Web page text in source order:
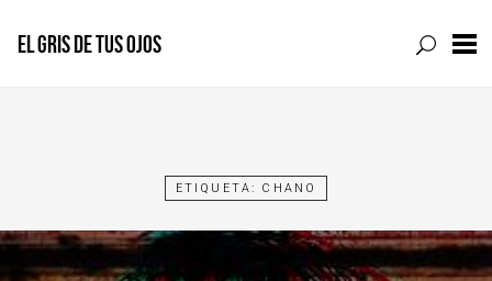
EL GRIS DE TUS OJOS
ETIQUETA: CHANO